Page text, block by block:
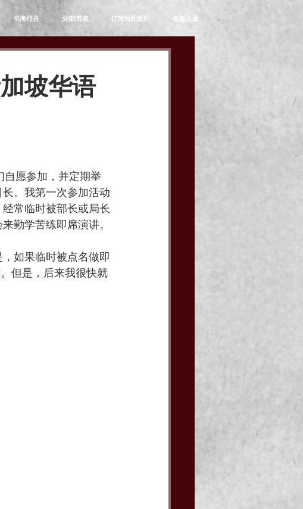
书海行舟 分期阅读 订阅怡和世纪 全部文章
坡华语
自愿参加，并定期举
。我第一次参加活动
常临时被部长或局长
勤学苦练即席演讲。
如果临时被点名做即
但是，后来我很快就